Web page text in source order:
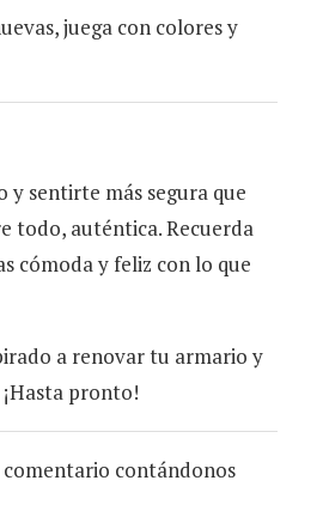
juega con colores y
y sentirte más segura que
todo, auténtica. Recuerda
cómoda y feliz con lo que
a renovar tu armario y
pronto!
comentario contándonos